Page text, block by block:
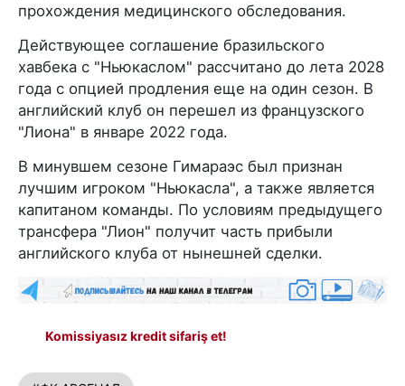
прохождения медицинского обследования.
Действующее соглашение бразильского
хавбека с "Ньюкаслом" рассчитано до лета 2028
года с опцией продления еще на один сезон. В
английский клуб он перешел из французского
"Лиона" в январе 2022 года.
В минувшем сезоне Гимараэс был признан
лучшим игроком "Ньюкасла", а также является
капитаном команды. По условиям предыдущего
трансфера "Лион" получит часть прибыли
английского клуба от нынешней сделки.
Komissiyasız kredit sifariş et!